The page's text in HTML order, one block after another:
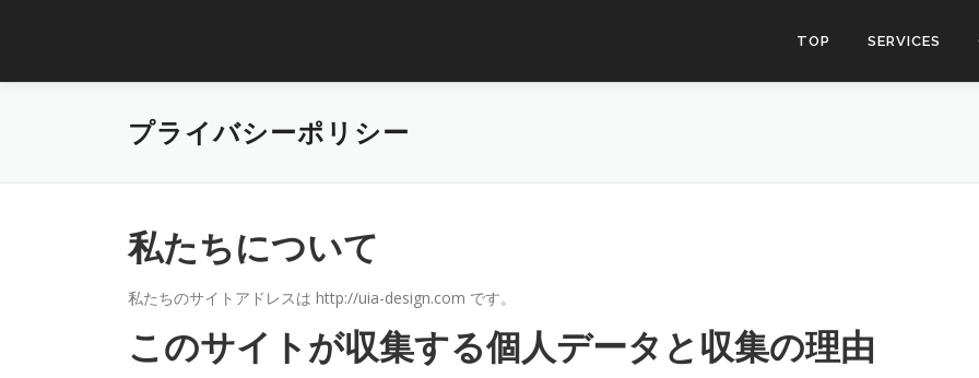
ン
TOP SERVICES
プライバシーポリシー
私たちについて
私たちのサイトアドレスは http://uia-design.com です。
このサイトが収集する個人データと収集の理由